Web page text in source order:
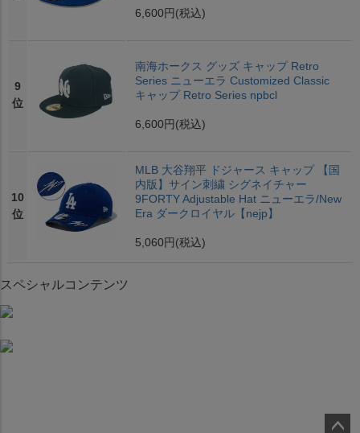
6,600円 (税込)
9
位
南海ホークス グッズ キャップ Retro
Series ニューエラ Customized Classic
キャップ Retro Series npbcl
6,600円 (税込)
10
位
MLB 大谷翔平 ドジャース キャップ 【国
内版】サイン刺繍 シグネイチャー
9FORTY Adjustable Hat ニューエラ/New
Era ダークロイヤル【nejp】
5,060円 (税込)
スペシャルコンテンツ